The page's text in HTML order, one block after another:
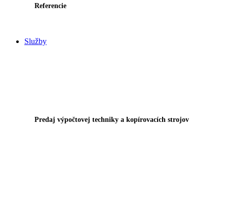
Referencie
Služby
Predaj výpočtovej techniky a kopírovacích strojov